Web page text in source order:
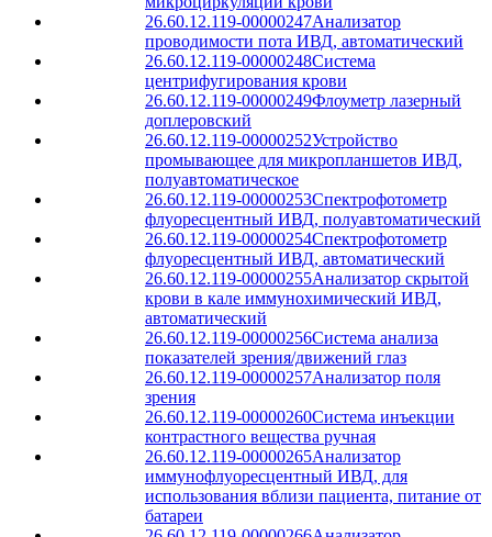
26.60.12.119-00000247Анализатор
проводимости пота ИВД, автоматический
26.60.12.119-00000248Система
центрифугирования крови
26.60.12.119-00000249Флоуметр лазерный
доплеровский
26.60.12.119-00000252Устройство
промывающее для микропланшетов ИВД,
полуавтоматическое
26.60.12.119-00000253Спектрофотометр
флуоресцентный ИВД, полуавтоматический
26.60.12.119-00000254Спектрофотометр
флуоресцентный ИВД, автоматический
26.60.12.119-00000255Анализатор скрытой
крови в кале иммунохимический ИВД,
автоматический
26.60.12.119-00000256Система анализа
показателей зрения/движений глаз
26.60.12.119-00000257Анализатор поля
зрения
26.60.12.119-00000260Система инъекции
контрастного вещества ручная
26.60.12.119-00000265Анализатор
иммунофлуоресцентный ИВД, для
использования вблизи пациента, питание от
батареи